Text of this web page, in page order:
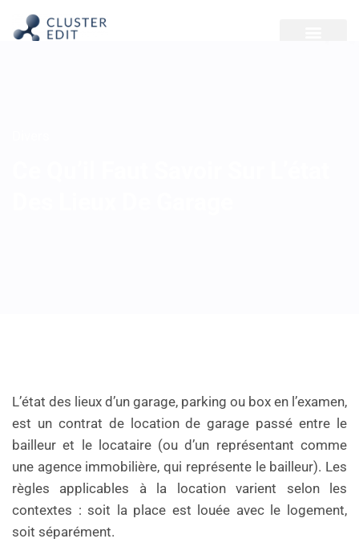
L’état des lieux d’un garage, parking ou box en l’examen,
est un contrat de location de garage passé entre le
bailleur et le locataire (ou d’un représentant comme
une agence immobilière, qui représente le bailleur). Les
règles applicables à la location varient selon les
contextes : soit la place est louée avec le logement,
soit séparément.